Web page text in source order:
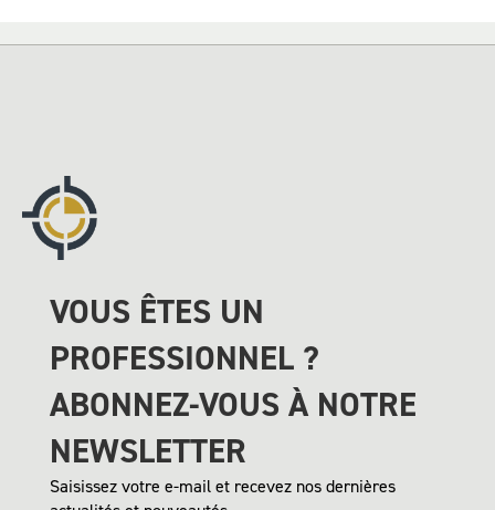
VOUS ÊTES UN
PROFESSIONNEL ?
ABONNEZ-VOUS À NOTRE
NEWSLETTER
Saisissez votre e-mail et recevez nos dernières